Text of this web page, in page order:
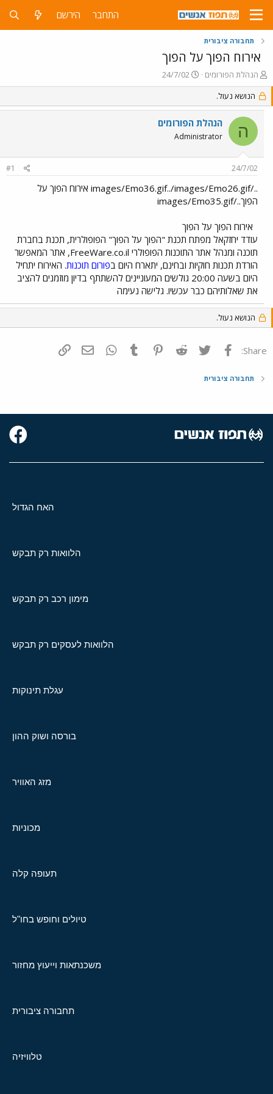
התחבר הירשם
תחבורה ציבורית
אירוח הפוך על הפוך
פ
ו
ת
ח
נ
הנהלת הפורומים
פ
ו
ס
ם
ב
ת
24/7/02
הנושא נעול.
ה הנהלת הפורומים
Administrator
24/7/02
#1
../images/Emo36.gif../images/Emo26.gif אירוח הפוך על
הפוך../images/Emo35.gif
אירוח הפוך על הפוך
עודד יחזקאל מפתח תכנת "הפוך על הפוך" הפופולרית, תכנת בחברת
תוכנה ומנהל אתר התוכנות הפופולרי FreeWare.co.il, אתר המאפשר
הורדת תכנות חוקיות ובחינם, יתארח היום בפורום תוכנות. האירוח יתחיל
היום בשעה 20:00 גולשים המעוניינים להשתתף בדיון מוזמנים להציב
את שאלותיהם כבר עכשיו. גלישה נעימה
הנושא נעול.
Share: פייסבוק Twitter
Reddit
Pinterest
Tumblr
WhatsAppדואר אלקטרוני
תחבורה ציבורית
האח הגדול
הלוואות רק תבקש
מימון רכב רק תבקש
הלוואות לעסקים רק תבקש
עגלת תינוקות
בורסה ושוק ההון
מזג האוויר
מכוניות
תעופה קלה
טיולים וחופש בחו"ל
משכנתאות וייעוץ מחזור
תחבורה ציבורית
טלוויזיה